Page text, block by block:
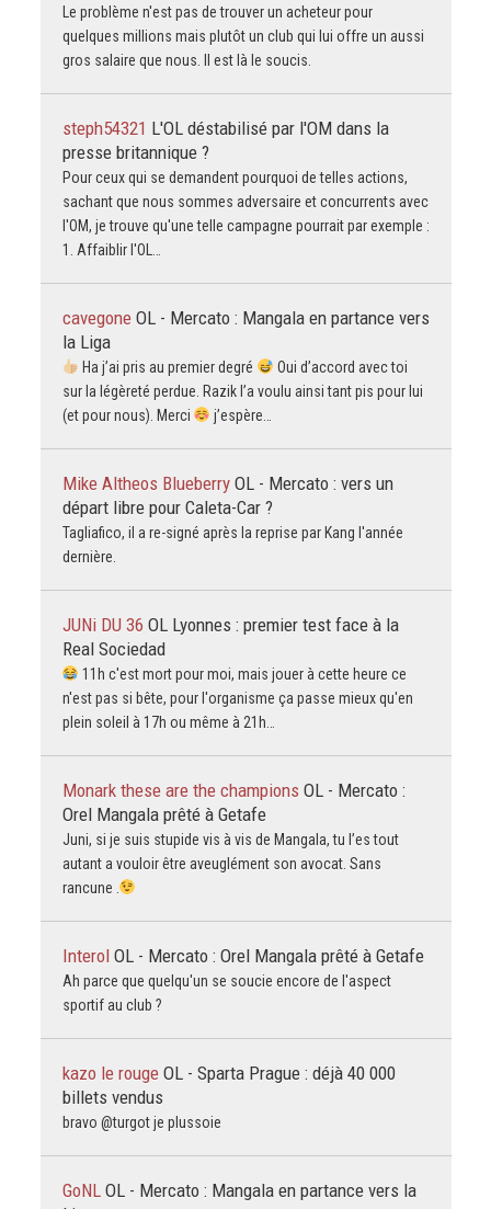
Le problème n'est pas de trouver un acheteur pour
quelques millions mais plutôt un club qui lui offre un aussi
gros salaire que nous. Il est là le soucis.
steph54321 L'OL déstabilisé par l'OM dans la
presse britannique ?
Pour ceux qui se demandent pourquoi de telles actions,
sachant que nous sommes adversaire et concurrents avec
l'OM, je trouve qu'une telle campagne pourrait par exemple :
1. Affaiblir l'OL…
cavegone OL - Mercato : Mangala en partance vers
la Liga
Ha j’ai pris au premier degré
Oui d’accord avec toi
sur la légèreté perdue. Razik l’a voulu ainsi tant pis pour lui
(et pour nous). Merci
j’espère…
Mike Altheos Blueberry OL - Mercato : vers un
départ libre pour Caleta-Car ?
Tagliafico, il a re-signé après la reprise par Kang l'année
dernière.
JUNi DU 36 OL Lyonnes : premier test face à la
Real Sociedad
11h c'est mort pour moi, mais jouer à cette heure ce
n'est pas si bête, pour l'organisme ça passe mieux qu'en
plein soleil à 17h ou même à 21h…
Monark these are the champions OL - Mercato :
Orel Mangala prêté à Getafe
Juni, si je suis stupide vis à vis de Mangala, tu l’es tout
autant a vouloir être aveuglément son avocat. Sans
rancune .
Interol OL - Mercato : Orel Mangala prêté à Getafe
Ah parce que quelqu'un se soucie encore de l'aspect
sportif au club ?
kazo le rouge OL - Sparta Prague : déjà 40 000
billets vendus
bravo @turgot je plussoie
GoNL OL - Mercato : Mangala en partance vers la